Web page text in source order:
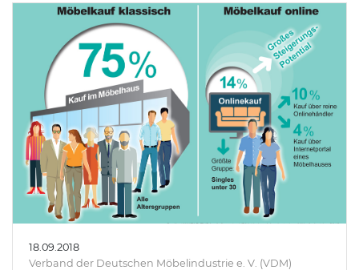
18.09.2018
Verband der Deutschen Möbelindustrie e. V. (VDM)